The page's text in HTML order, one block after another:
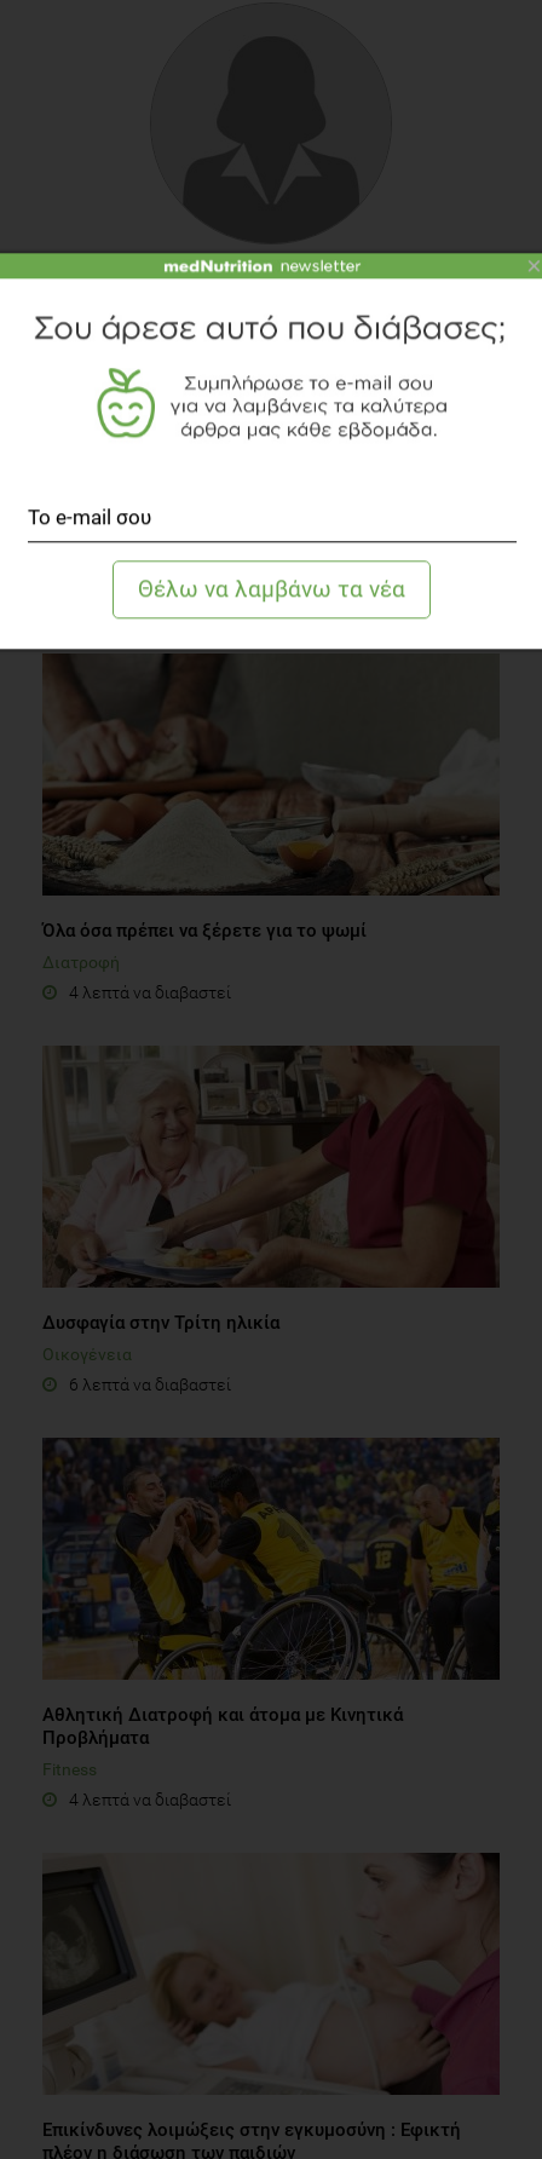
Κλινική Διαιτολόγος-Διατροφολόγος, MSc, Ph.D
TOPICS
ΔΙΑΒΑΣΤΕ ΑΚΟΜΗ
Όλα όσα πρέπει να ξέρετε για το ψωμί
Διατροφή
4 λεπτά να διαβαστεί
Δυσφαγία στην Τρίτη ηλικία
Οικογένεια
6 λεπτά να διαβαστεί
Αθλητική Διατροφή και άτομα με Κινητικά
Προβλήματα
Fitness
4 λεπτά να διαβαστεί
Επικίνδυνες λοιμώξεις στην εγκυμοσύνη : Εφικτή
πλέον η διάσωση των παιδιών
×